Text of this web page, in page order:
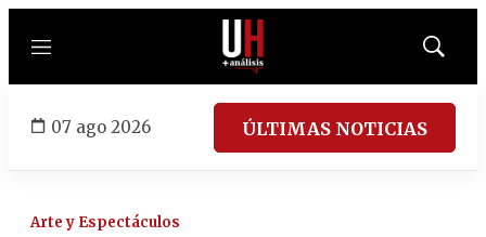
Menú
Mostrar
07 ago 2026 ÚLTIMAS NOTICIAS
Arte y Espectáculos